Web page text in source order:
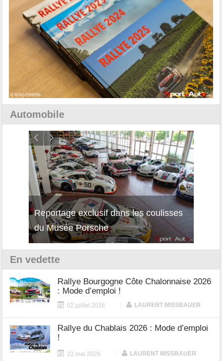
Automobile
Reportage exclusif dans les coulisses
du Musée Porsche
Découverte de la nouvelle Ferrari
12Cilindri Manuale
En vedette
Rallye Bourgogne Côte Chalonnaise 2026
: Mode d’emploi !
02 juillet 2026 LAURENT MISSBAUER
Rallye du Chablais 2026 : Mode d’emploi
!
22 mai 2026 LAURENT MISSBAUER